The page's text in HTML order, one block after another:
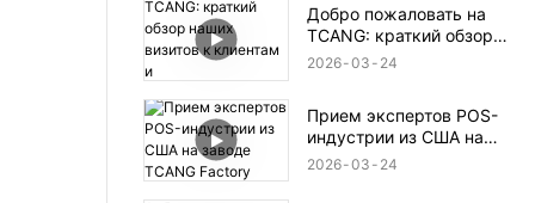
Добро пожаловать на
TCANG: краткий обзор
наших визитов к
достижений.
2026 03 24
Прием экспертов POS-
индустрии из США на
заводе TCANG Factory
2026 03 24